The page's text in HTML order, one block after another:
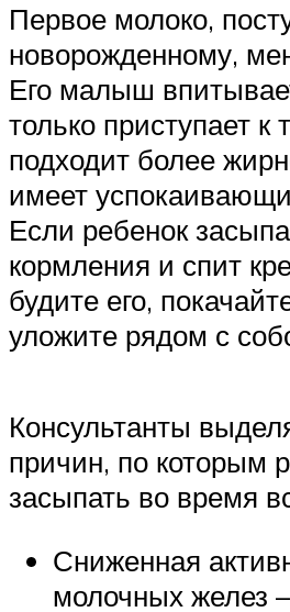
Первое молоко,
новорожденному,
Его малыш
только приступает к
подходит более
имеет
Если ребенок
кормления и спит
будите его,
уложите рядом с
Консультанты
причин, по которым
засыпать во время
Сниженная
молочных желез